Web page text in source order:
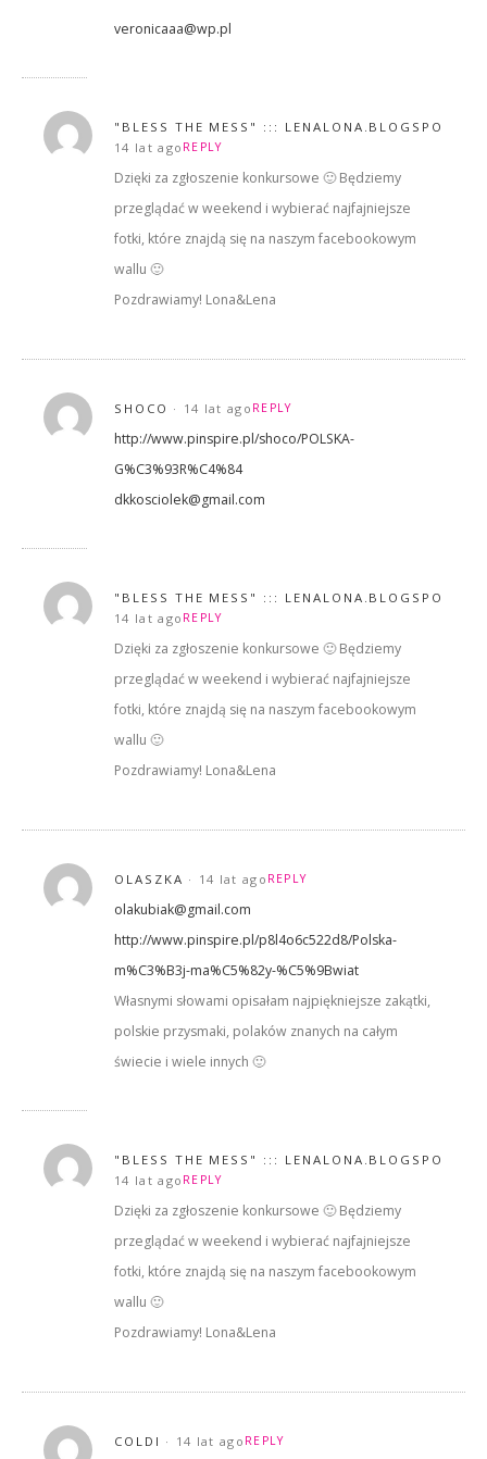
veronicaaa@wp.pl
"BLESS THE MESS" :::
14 lat ago REPLY
Dzięki za zgłoszenie konkursowe 🙂 Będziemy
przeglądać w weekend i wybierać najfajniejsze
fotki, które znajdą się na naszym facebookowym
wallu 🙂
Pozdrawiamy! Lona&Lena
SHOCO 14 lat ago REPLY
http://www.pinspire.pl/shoco/POLSKA-
G%C3%93R%C4%84
dkkosciolek@gmail.com
"BLESS THE MESS" :::
14 lat ago REPLY
Dzięki za zgłoszenie konkursowe 🙂 Będziemy
przeglądać w weekend i wybierać najfajniejsze
fotki, które znajdą się na naszym facebookowym
wallu 🙂
Pozdrawiamy! Lona&Lena
OLASZKA 14 lat ago REPLY
olakubiak@gmail.com
http://www.pinspire.pl/p8l4o6c522d8/Polska-
m%C3%B3j-ma%C5%82y-%C5%9Bwiat
Własnymi słowami opisałam najpiękniejsze zakątki,
polskie przysmaki, polaków znanych na całym
świecie i wiele innych 🙂
"BLESS THE MESS" :::
14 lat ago REPLY
Dzięki za zgłoszenie konkursowe 🙂 Będziemy
przeglądać w weekend i wybierać najfajniejsze
fotki, które znajdą się na naszym facebookowym
wallu 🙂
Pozdrawiamy! Lona&Lena
COLDI 14 lat ago REPLY